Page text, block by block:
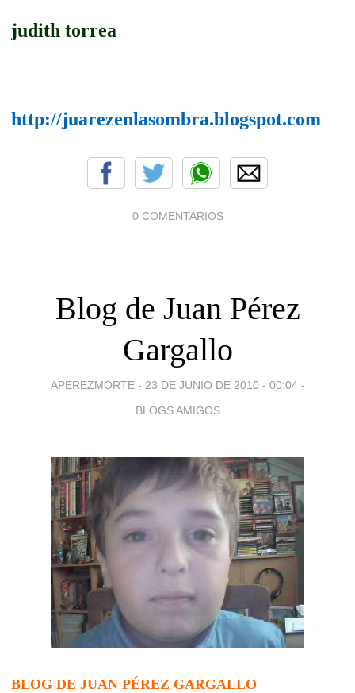
judith torrea
http://juarezenlasombra.blogspot.com
0 COMENTARIOS
Blog de Juan Pérez
Gargallo
APEREZMORTE - 23 DE JUNIO DE 2010 - 00:04 -
BLOGS AMIGOS
BLOG DE JUAN PÉREZ GARGALLO